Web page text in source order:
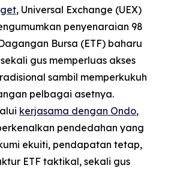
, Universal Exchange (UEX)
penyenaraian 98
Bursa (ETF) baharu
gus memperluas akses
sambil memperkukuh
pelbagai asetnya.
kerjasama dengan Ondo,
pendedahan yang
ekuiti, pendapatan tetap,
ETF taktikal, sekali gus